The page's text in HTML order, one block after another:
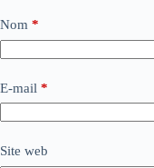
Nom *
E-mail *
Site web